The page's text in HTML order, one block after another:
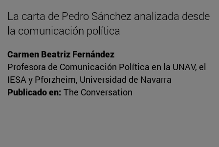
La carta de Pedro Sánchez analizada desde
la comunicación política
Carmen Beatriz Fernández
Profesora de Comunicación Política en la UNAV, el
IESA y Pforzheim, Universidad de Navarra
Publicado en: The Conversation